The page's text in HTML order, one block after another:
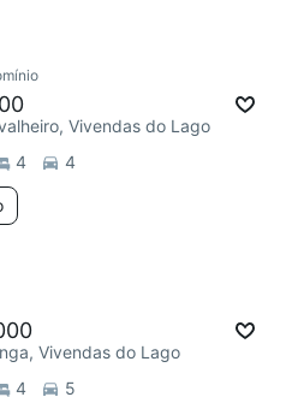
Vivendas do Lago
4 4
Vivendas do Lago
4 5